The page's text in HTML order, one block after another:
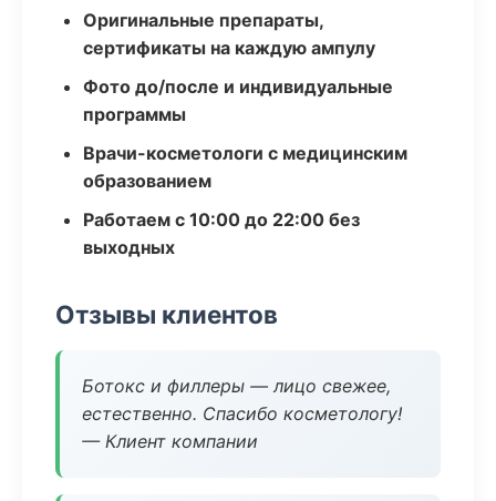
Оригинальные препараты,
сертификаты на каждую ампулу
Фото до/после и индивидуальные
программы
Врачи-косметологи с медицинским
образованием
Работаем с 10:00 до 22:00 без
выходных
Отзывы клиентов
Ботокс и филлеры — лицо свежее,
естественно. Спасибо косметологу!
— Клиент компании